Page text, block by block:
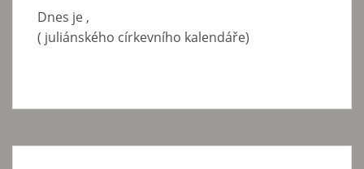
á
n
Dnes je ,
( juliánského církevního kalendáře)